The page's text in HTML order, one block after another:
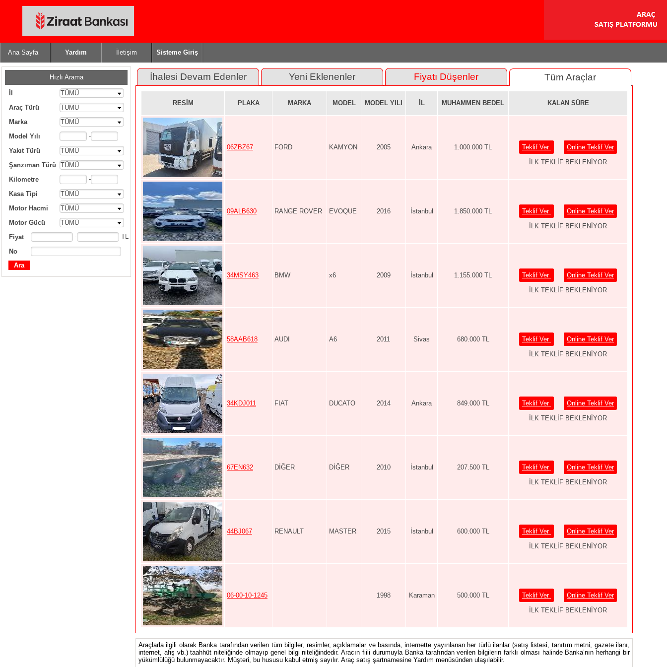
Ana Sayfa Yardım İletişim Sisteme Giriş
Hızlı Arama
TÜMÜ
Araç Türü
TÜMÜ
Marka
TÜMÜ
Model Yılı
-
Yakıt Türü
TÜMÜ
Şanzıman Türü
TÜMÜ
Kilometre
-
Kasa Tipi
TÜMÜ
Motor Hacmi
TÜMÜ
Motor Gücü
TÜMÜ
Fiyat
- TL
No
İhalesi Devam Edenler Yeni Eklenenler Fiyatı Düşenler Tüm Araçlar
RESİM PLAKA MARKA MODEL MODEL YILI İL MUHAMMEN BEDEL KALAN SÜRE
06ZBZ67 FORD KAMYON 2005 Ankara 1.000.000 TL Teklif Ver
Online Teklif Ver
İLK TEKLİF BEKLENİYOR
09ALB630 RANGE ROVER EVOQUE 2016 İstanbul 1.850.000 TL Teklif Ver
Online Teklif Ver
İLK TEKLİF BEKLENİYOR
34MSY463 BMW x6 2009 İstanbul 1.155.000 TL Teklif Ver
Online Teklif Ver
İLK TEKLİF BEKLENİYOR
58AAB618 AUDI A6 2011 Sivas 680.000 TL Teklif Ver
Online Teklif Ver
İLK TEKLİF BEKLENİYOR
34KDJ011 FIAT DUCATO 2014 Ankara 849.000 TL Teklif Ver
Online Teklif Ver
İLK TEKLİF BEKLENİYOR
67EN632 DİĞER DİĞER 2010 İstanbul 207.500 TL Teklif Ver
Online Teklif Ver
İLK TEKLİF BEKLENİYOR
44BJ067 RENAULT MASTER 2015 İstanbul 600.000 TL Teklif Ver
Online Teklif Ver
İLK TEKLİF BEKLENİYOR
06-00-10-1245 1998 Karaman 500.000 TL Teklif Ver
Online Teklif Ver
İLK TEKLİF BEKLENİYOR
Araçlarla ilgili olarak Banka tarafından verilen tüm bilgiler, resimler, açıklamalar ve basında, internette yayınlanan her türlü ilanlar (satış listesi, tanıtım metni, gazete ilanı,
internet, afiş vb.) taahhüt niteliğinde olmayıp genel bilgi niteliğindedir. Aracın fiili durumuyla Banka tarafından verilen bilgilerin farklı olması halinde Banka’nın herhangi bir
yükümlülüğü bulunmayacaktır. Müşteri, bu hususu kabul etmiş sayılır. Araç satış şartnamesine Yardım menüsünden ulaşılabilir.